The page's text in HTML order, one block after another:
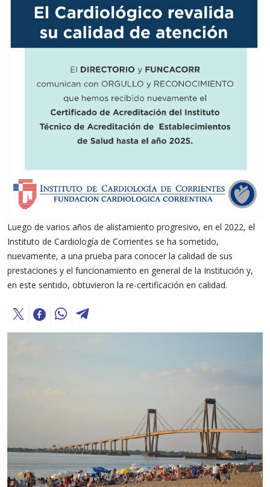
Luego de varios años de alistamiento progresivo, en el 2022, el
Instituto de Cardiología de Corrientes se ha sometido,
nuevamente, a una prueba para conocer la calidad de sus
prestaciones y el funcionamiento en general de la Institución y,
en este sentido, obtuvieron la re-certificación en calidad.